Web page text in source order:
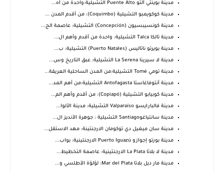
مدينة بوينتي ألتو Puente Alto التشيلية:واحدة من أه...
مدينة كوكويمبو التشيلية (Coquimbo): من أقدم المدن ...
مدينة كونسيبسيون (Concepción) التشيلية: عاصمة الج...
مدينة تالكا Talca التشيلية: واحدة من أقدم وأهم ال...
مدينة بويرتو ناتاليس (Puerto Natales) التشيلية: ب...
مدينة لا سيرينا La Serena التشيلية: عبق التاريخ وس...
مدينة تومي Tomé التشيلية:من المدن الساحلية العريقة...
مدينة أنتوفاغاستا Antofagasta التشيلية:من أهم المد...
مدينة كوبيابو التشيلية (Copiapó): من أقدم وأهم الم...
مدينة فالبارايسو Valparaíso التشيلية: مدينة الألوا...
مدينة سانتياغوSantiago التشيلية : جوهرة الأنديز ال...
مدينة سان ميغيل دي توكومان الارجنتينة: مهد الاستقل...
مدينة بورتو إجوازو Puerto Iguazú الارجنتينية: بواب...
مدينة لا بلاتا La Plata الارجنتينية: عاصمة التخطيط...
مدينة مار ديل بلاتا Mar del Plata: لؤلؤة الأطلسي و...